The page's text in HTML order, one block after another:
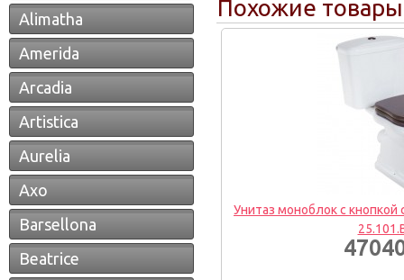
Alimatha
Amerida
Arcadia
Artistica
Aurelia
Axo
Barsellona
Beatrice
Похожие товары
Унитаз моноблок с кнопкой